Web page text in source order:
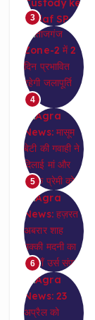
3
4
5
6